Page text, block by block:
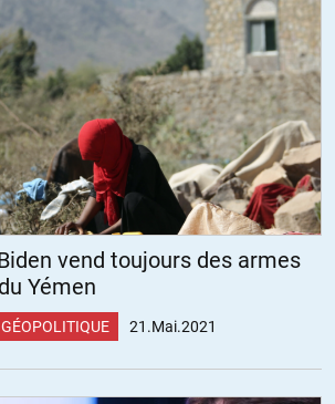
vend toujours des armes
Yémen
GÉOPOLITIQUE 21.Mai.2021